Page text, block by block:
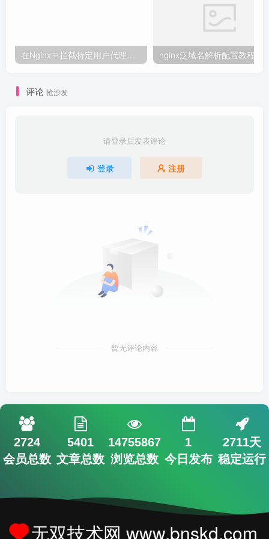
在Nginx中拦截特定用户代理的教程 nginx泛域名解析配置教程
评论 抢沙发
请登录后发表评论
登录 注册
暂无评论内容
2724
会员总数
5401
文章总数
14755867
浏览总数
1
今日发布
2711天
稳定运行
无双技术网 www.bnskd.com